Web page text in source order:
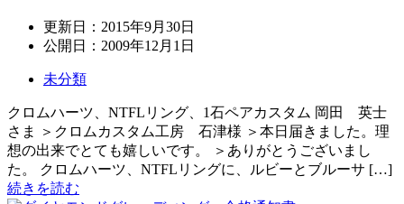
更新日： 2015年9月30日
公開日： 2009年12月1日
未分類
クロムハーツ、NTFLリング、1石ペアカスタム 岡田 英士
さま ＞クロムカスタム工房 石津様 ＞本日届きました。理
想の出来でとても嬉しいです。 ＞ありがとうございまし
た。 クロムハーツ、NTFLリングに、ルビーとブルーサ […]
続きを読む